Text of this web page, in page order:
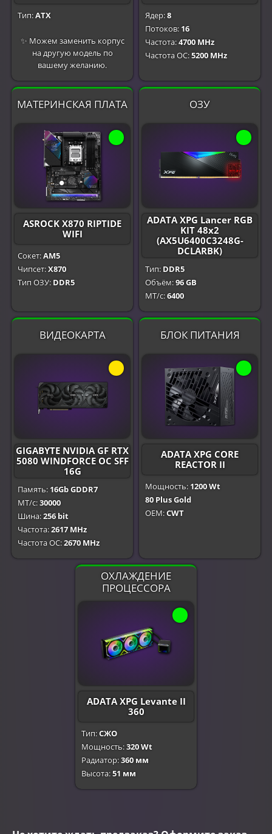
Тип:ATX
✨ Можем заменить корпус
на другую модель по
вашему желанию.
Ядер:8
Потоков: 16
Частота:4700 MHz
Частота OC:5200 MHz
МАТЕРИНСКАЯ ПЛАТА
ASROCK X870 RIPTIDE
WIFI
Сокет:AM5
Чипсет:X870
Тип ОЗУ: DDR5
ОЗУ
ADATA XPG Lancer RGB
KIT 48x2
(AX5U6400C3248G-
DCLARBK)
Тип: DDR5
Объём:96 GB
МТ/с:6400
ВИДЕОКАРТА
GIGABYTE NVIDIA GF RTX
5080 WINDFORCE OC SFF
16G
Память: 16Gb GDDR7
МТ/с:30000
Шина:256 bit
Частота:2617 MHz
Частота OC:2670 MHz
БЛОК ПИТАНИЯ
ADATA XPG CORE
REACTOR II
Мощность: 1200 Wt
80 Plus Gold
OEM:CWT
ОХЛАЖДЕНИЕ
ПРОЦЕССОРА
ADATA XPG Levante II
360
Тип:СЖО
Мощность:320 Wt
Радиатор:360 мм
Высота:51 мм